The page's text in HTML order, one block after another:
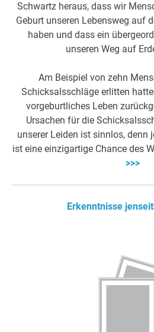
Schwartz heraus, dass wir
Geburt unseren Lebensweg auf
haben und dass ein
unseren Weg auf
Am Beispiel von zehn
Schicksalsschläge erlitten
vorgeburtliches Leben
Ursachen für die
unserer Leiden ist sinnlos, denn
ist eine einzigartige Chance des
>>>
Erkenntnisse